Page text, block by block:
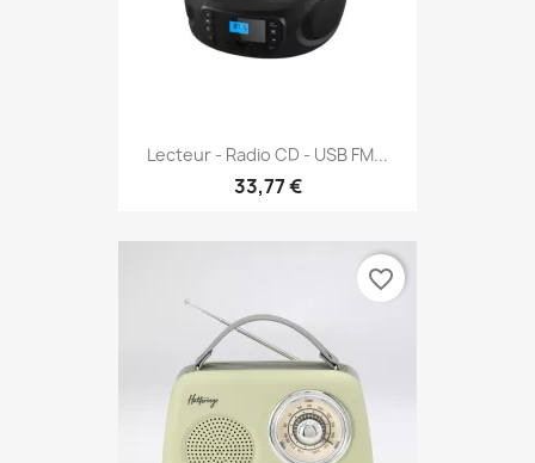
Lecteur - Radio CD - USB FM...
33,77 €
favorite_border